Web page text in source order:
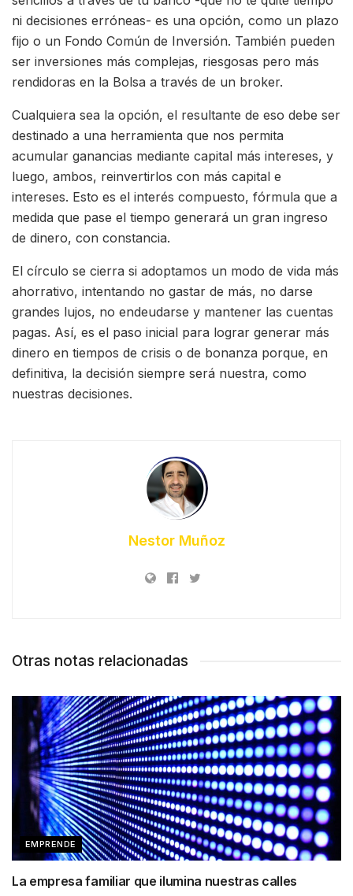
ni decisiones erróneas- es una opción, como un plazo
fijo o un Fondo Común de Inversión. También pueden
ser inversiones más complejas, riesgosas pero más
rendidoras en la Bolsa a través de un broker.
Cualquiera sea la opción, el resultante de eso debe ser
destinado a una herramienta que nos permita
acumular ganancias mediante capital más intereses, y
luego, ambos, reinvertirlos con más capital e
intereses. Esto es el interés compuesto, fórmula que a
medida que pase el tiempo generará un gran ingreso
de dinero, con constancia.
El círculo se cierra si adoptamos un modo de vida más
ahorrativo, intentando no gastar de más, no darse
grandes lujos, no endeudarse y mantener las cuentas
pagas. Así, es el paso inicial para lograr generar más
dinero en tiempos de crisis o de bonanza porque, en
definitiva, la decisión siempre será nuestra, como
nuestras decisiones.
Nestor Muñoz
Otras notas relacionadas
EMPRENDE
La empresa familiar que ilumina nuestras calles